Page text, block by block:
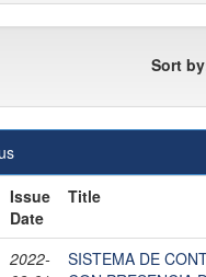
Sort
Issue
Date
Title
2022-
SISTEMA DE